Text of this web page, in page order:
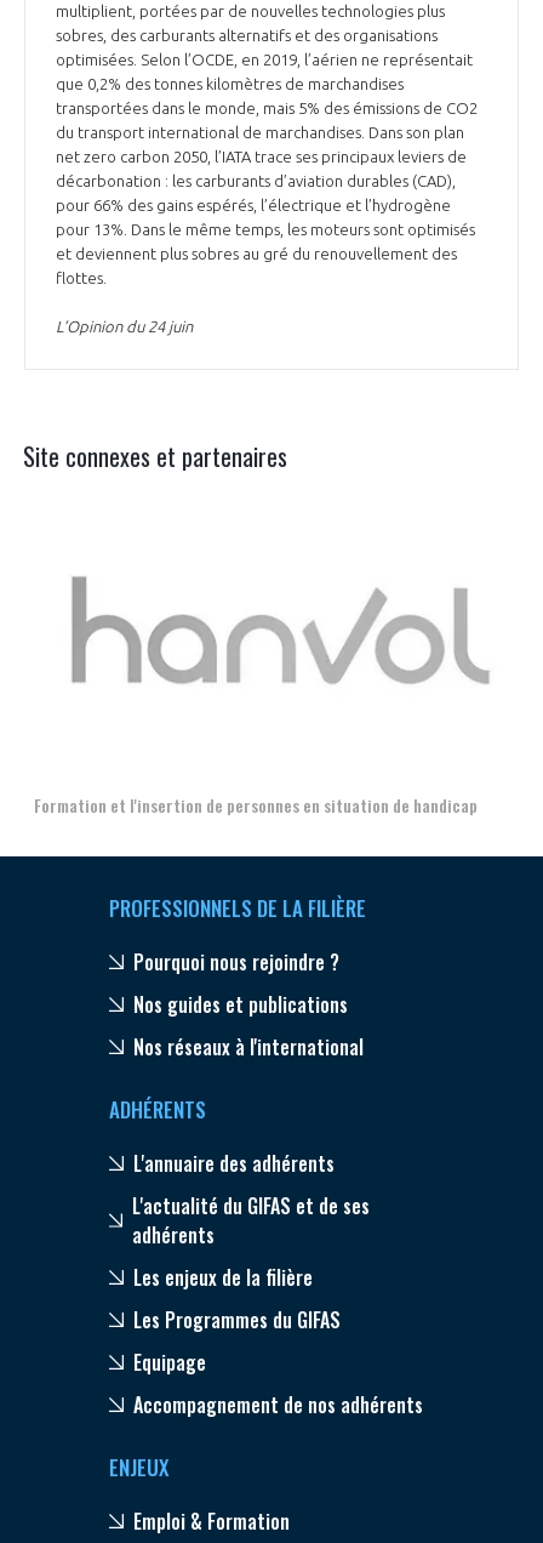
multiplient, portées par de nouvelles technologies plus
sobres, des carburants alternatifs et des organisations
optimisées. Selon l’OCDE, en 2019, l’aérien ne représentait
que 0,2% des tonnes kilomètres de marchandises
transportées dans le monde, mais 5% des émissions de CO2
du transport international de marchandises. Dans son plan
net zero carbon 2050, l’IATA trace ses principaux leviers de
décarbonation : les carburants d’aviation durables (CAD),
pour 66% des gains espérés, l’électrique et l’hydrogène
pour 13%. Dans le même temps, les moteurs sont optimisés
et deviennent plus sobres au gré du renouvellement des
flottes.
L’Opinion du 24 juin
Site connexes et partenaires
Formation et l'insertion de personnes en situation de handicap
PROFESSIONNELS DE LA FILIÈRE
Pourquoi nous rejoindre ?
Nos guides et publications
Nos réseaux à l'international
ADHÉRENTS
L'annuaire des adhérents
L'actualité du GIFAS et de ses
adhérents
Les enjeux de la filière
Les Programmes du GIFAS
Equipage
Accompagnement de nos adhérents
ENJEUX
Emploi & Formation